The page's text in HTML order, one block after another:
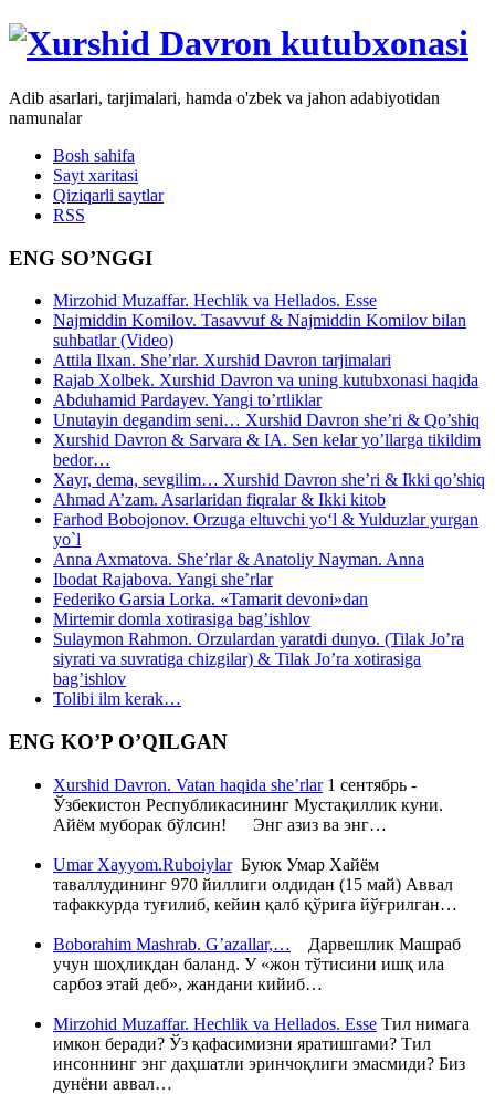
Adib asarlari, tarjimalari, hamda o'zbek va jahon adabiyotidan
namunalar
Bosh sahifa
Sayt xaritasi
Qiziqarli saytlar
RSS
ENG SO’NGGI
Mirzohid Muzaffar. Hechlik va Hellados. Esse
Najmiddin Komilov. Tasavvuf & Najmiddin Komilov bilan
suhbatlar (Video)
Attila Ilxan. She’rlar. Xurshid Davron tarjimalari
Rajab Xolbek. Xurshid Davron va uning kutubxonasi haqida
Abduhamid Pardayev. Yangi to’rtliklar
Unutayin degandim seni… Xurshid Davron she’ri & Qo’shiq
Xurshid Davron & Sarvara & IA. Sen kelar yo’llarga tikildim
bedor…
Xayr, dema, sevgilim… Xurshid Davron she’ri & Ikki qo’shiq
Ahmad A’zam. Asarlaridan fiqralar & Ikki kitob
Farhod Bobojonov. Orzuga eltuvchi yo‘l & Yulduzlar yurgan
yo`l
Anna Axmatova. She’rlar & Anatoliy Nayman. Anna
Ibodat Rajabova. Yangi she’rlar
Federiko Garsia Lorka. «Tamarit devoni»dan
Mirtemir domla xotirasiga bag’ishlov
Sulaymon Rahmon. Orzulardan yaratdi dunyo. (Tilak Jo’ra
siyrati va suvratiga chizgilar) & Tilak Jo’ra xotirasiga
bag’ishlov
Tolibi ilm kerak…
ENG KO’P O’QILGAN
Xurshid Davron. Vatan haqida she’rlar1 сентябрь -
Ўзбекистон Республикасининг Мустақиллик куни.
Айём муборак бўлсин! Энг азиз ва энг…
Umar Xayyom.RuboiylarБуюк Умар Хайём
таваллудининг 970 йиллиги олдидан (15 май) Аввал
тафаккурда туғилиб, кейин қалб қўрига йўғрилган…
Boborahim Mashrab. G’azallar,… Дарвешлик Машраб
учун шоҳликдан баланд. У «жон тўтисини ишқ ила
сарбоз этай деб», жандани кийиб…
Mirzohid Muzaffar. Hechlik va Hellados. Esse Тил нимага
имкон беради? Ўз қафасимизни яратишгами? Тил
инсоннинг энг даҳшатли эринчоқлиги эмасмиди? Биз
дунёни аввал…